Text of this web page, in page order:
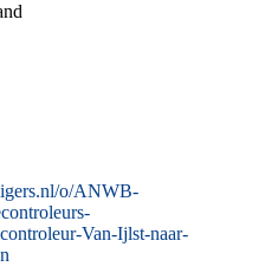
o/ANWB-
Van-Ijlst-naar-